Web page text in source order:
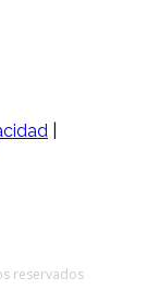
reservados